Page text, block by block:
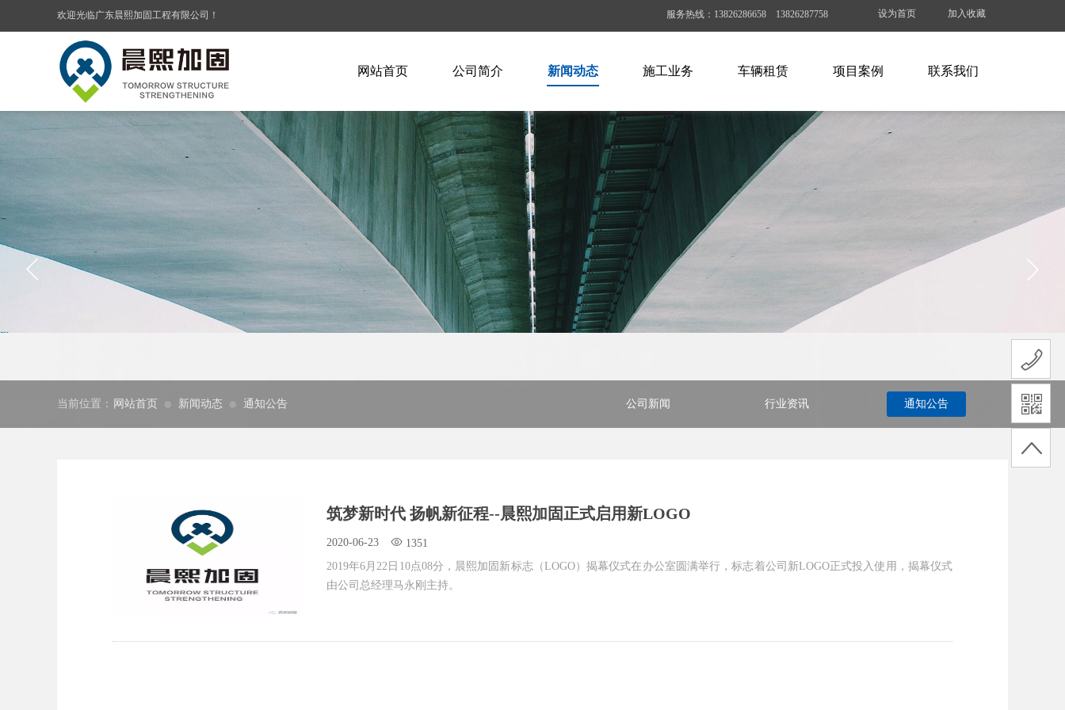
服务热线：13826286658 13826287758 设为首页 加入收藏
欢迎光临广东晨熙加固工程有限公司！
网站首页 公司简介 新闻动态 施工业务 车辆租赁 项目案例 联系我们
网站首页 ⊙ 新闻动态 ⊙ 通知公告
当前位置： 公司新闻 行业资讯 通知公告
筑梦新时代 扬帆新征程--晨熙加固正式启用新LOGO
2020-06-23
1351
2019年6月22日10点08分，晨熙加固新标志（LOGO）揭幕仪式在办公室圆满举行，标志着公司新LOGO正式投入使用，揭幕仪式
由公司总经理马永刚主持。